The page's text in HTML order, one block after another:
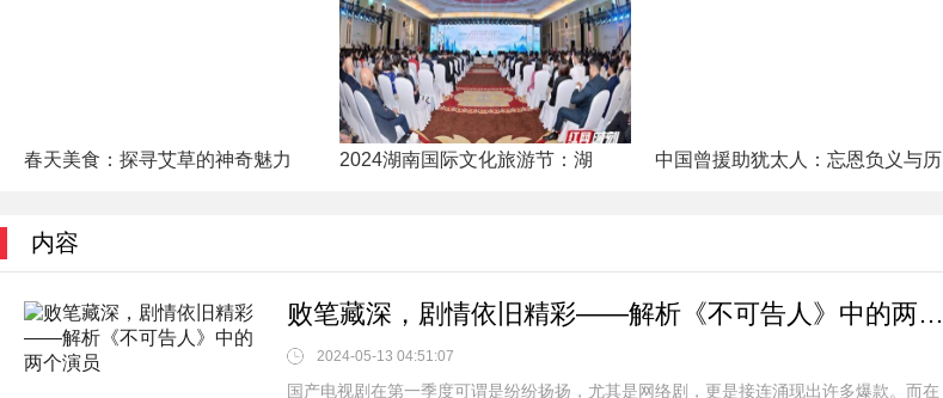
春天美食：探寻艾草的神奇魅力 2024湖南国际文化旅游节：湖 中国曾援助犹太人：忘恩负义与历
内容
败笔藏深，剧情依旧精彩——解析《不可告人》中的两个演员
2024-05-13 04:51:07
国产电视剧在第一季度可谓是纷纷扬扬，尤其是网络剧，更是接连涌现出许多爆款。而在